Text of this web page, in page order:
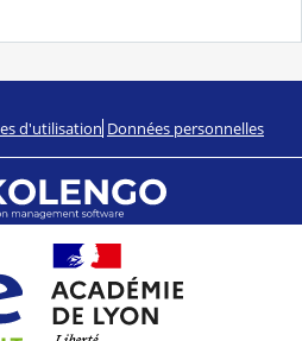
d'utilisation Données personnelles